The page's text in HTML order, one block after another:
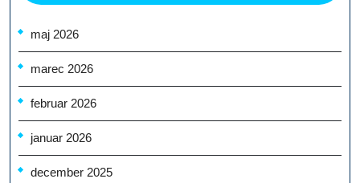
maj 2026
marec 2026
februar 2026
januar 2026
december 2025